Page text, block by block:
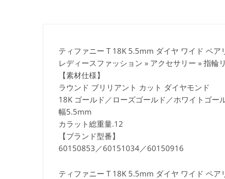
ティファニー T 18K 5.5mm ダイヤ ワイド ペ
レディースファッション » アクセサリー » 指輪
【素材仕様】
ラウンド ブリリアント カット ダイヤモンド
18K ゴールド／ローズゴールド／ホワイトゴー
幅5.5mm
カラット総重量.12
【ブランド型番】
60150853／60151034／60150916
ティファニー T 18K 5.5mm ダイヤ ワイド ペ